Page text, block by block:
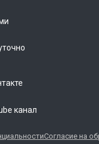
канал
Согласие на